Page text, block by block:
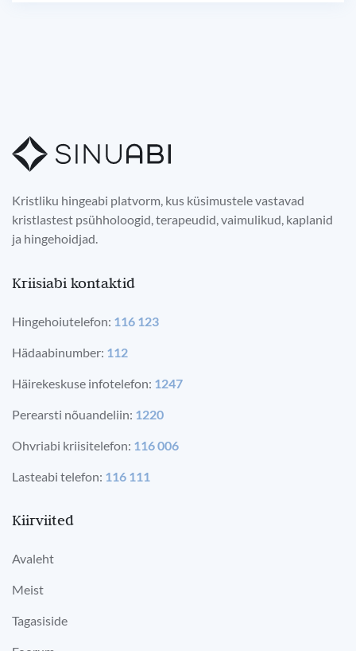
Kristliku hingeabi platvorm, kus küsimustele vastavad
kristlastest psühholoogid, terapeudid, vaimulikud, kaplanid
ja hingehoidjad.
Kriisiabi kontaktid
Hingehoiutelefon: 116 123
Hädaabinumber: 112
Häirekeskuse infotelefon: 1247
Perearsti nõuandeliin: 1220
Ohvriabi kriisitelefon: 116 006
Lasteabi telefon: 116 111
Kiirviited
Avaleht
Meist
Tagasiside